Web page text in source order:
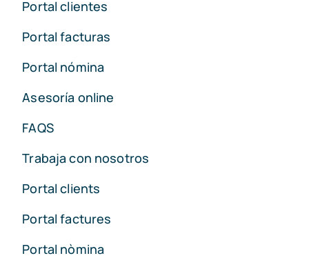
Portal clientes
Portal facturas
Portal nómina
Asesoría online
FAQS
Trabaja con nosotros
Portal clients
Portal factures
Portal nòmina